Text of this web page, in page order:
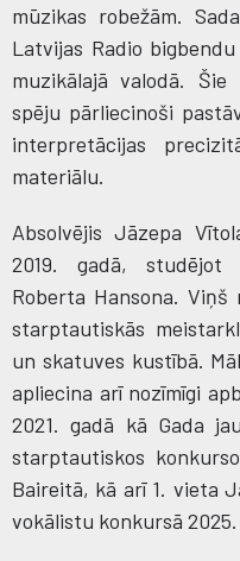
mūzikas robežām.
Latvijas Radio
muzikālajā valodā. Šie
spēju pārliecinoši
interpretācijas
materiālu.
Absolvējis Jāzepa
2019. gadā, studējot
Roberta Hansona.
starptautiskās
un skatuves kustībā.
apliecina arī nozīmīgi
2021. gadā kā Gada
starptautiskos
Baireitā, kā arī 1. vieta
vokālistu konkursā 2025.